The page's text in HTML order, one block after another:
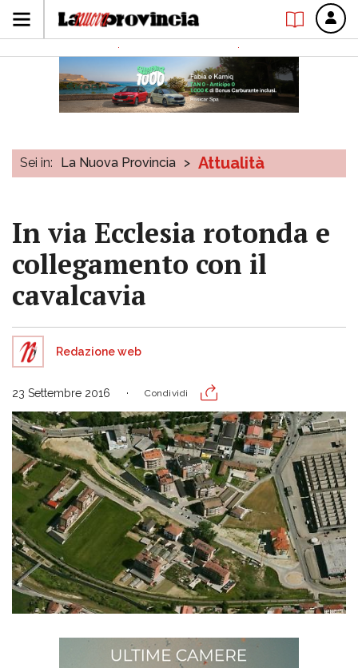
Sei in: La Nuova Provincia > Attualità
In via Ecclesia rotonda e
collegamento con il
cavalcavia
Redazione web
23 Settembre 2016 Condividi